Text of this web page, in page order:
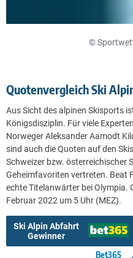
©
Quotenvergleich Ski
Aus Sicht des alpinen Skisports
Königsdisziplin. Für viele
Norweger Aleksander Aamodt
sind auch die Quoten auf den
Schweizer bzw. österreichischer
Geheimfavoriten vertreten. Beat
echte Titelanwärter bei Olympia.
Februar 2022 um 5 Uhr (MEZ).
Ski Alpin Abfahrt
Gewinner
Bet365